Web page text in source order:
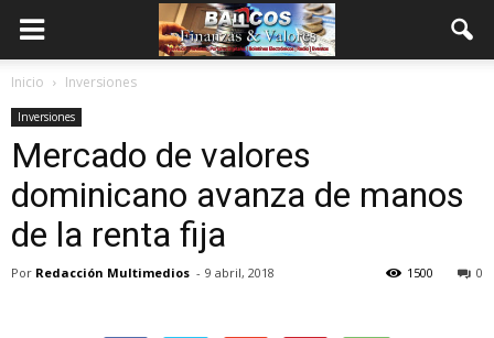
Inicio Inversiones
Inversiones
Mercado de valores
dominicano avanza de manos
de la renta fija
Por Redacción Multimedios - 9 abril, 2018 0
1500